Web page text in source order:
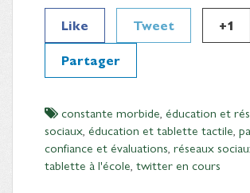
Like
Tweet
+1
Partager
constante morbide, éducation et
sociaux, éducation et tablette tactile,
confiance et évaluations, réseaux
tablette à l'école, twitter en cours